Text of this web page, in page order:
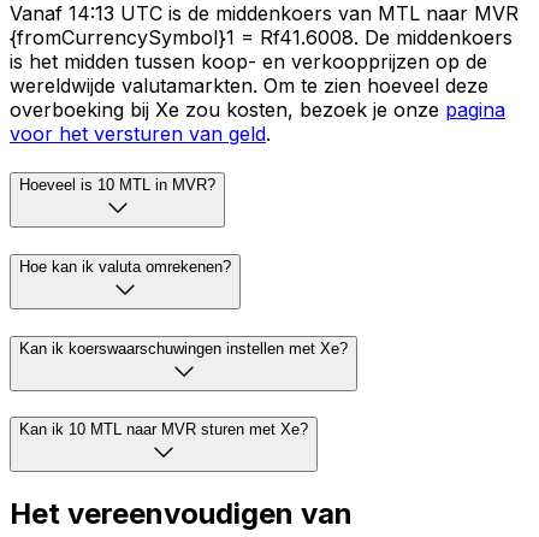
Vanaf 14:13 UTC is de middenkoers van MTL naar MVR
{fromCurrencySymbol}1 = Rf41.6008. De middenkoers
is het midden tussen koop- en verkoopprijzen op de
wereldwijde valutamarkten. Om te zien hoeveel deze
overboeking bij Xe zou kosten, bezoek je onze pagina
voor het versturen van geld.
Hoeveel is 10 MTL in MVR?
Hoe kan ik valuta omrekenen?
Kan ik koerswaarschuwingen instellen met Xe?
Kan ik 10 MTL naar MVR sturen met Xe?
Het vereenvoudigen van